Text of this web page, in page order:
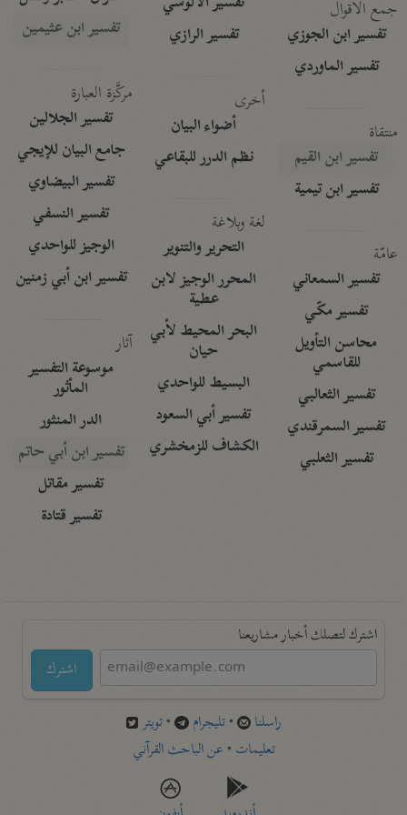
جمع الأقوال
تفسير ابن الجوزي
تفسير الماوردي
منتقاة
تفسير ابن القيم
تفسير ابن تيمية
عامّة
تفسير السمعاني
تفسير مكّي
محاسن التأويل
للقاسمي
تفسير الثعالبي
تفسير السمرقندي
تفسير الثعلبي
تفسير الرازي
أخرى
أضواء البيان
نظم الدرر للبقاعي
لغة وبلاغة
التحرير والتنوير
المحرر الوجيز لابن
عطية
البحر المحيط لأبي
حيان
البسيط للواحدي
تفسير أبي السعود
الكشاف للزمخشري
تفسير ابن عثيمين
مركَّزة العبارة
تفسير الجلالين
جامع البيان للإيجي
تفسير البيضاوي
تفسير النسفي
الوجيز للواحدي
تفسير ابن أبي زمنين
آثار
موسوعة التفسير
المأثور
الدر المنثور
تفسير ابن أبي حاتم
تفسير مقاتل
تفسير قتادة
اشترك لتصلك أخبار مشاريعنا
اشترك
راسلنا •تليجرام •تويتر
تعليمات •عن الباحث القرآني